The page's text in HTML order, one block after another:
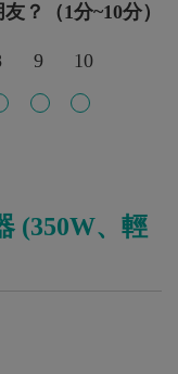
？（1分~10分）
9 10
(350W、輕